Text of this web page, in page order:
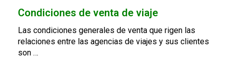
Condiciones de venta de viaje
Las condiciones generales de venta que rigen las
relaciones entre las agencias de viajes y sus clientes
son …